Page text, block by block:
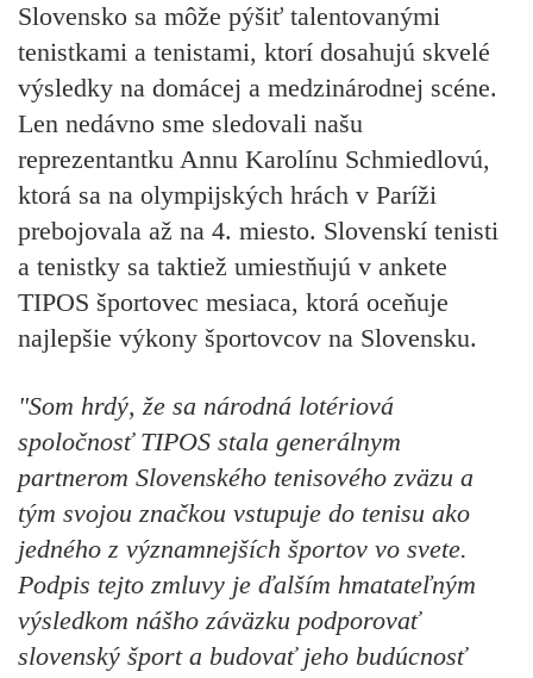
Slovensko sa môže pýšiť talentovanými
tenistkami a tenistami, ktorí dosahujú skvelé
výsledky na domácej a medzinárodnej scéne.
Len nedávno sme sledovali našu
reprezentantku Annu Karolínu Schmiedlovú,
ktorá sa na olympijských hrách v Paríži
prebojovala až na 4. miesto. Slovenskí tenisti
a tenistky sa taktiež umiestňujú v ankete
TIPOS športovec mesiaca, ktorá oceňuje
najlepšie výkony športovcov na Slovensku.
"Som hrdý, že sa národná lotériová
spoločnosť TIPOS stala generálnym
partnerom Slovenského tenisového zväzu a
tým svojou značkou vstupuje do tenisu ako
jedného z významnejších športov vo svete.
Podpis tejto zmluvy je ďalším hmatateľným
výsledkom nášho záväzku podporovať
slovenský šport a budovať jeho budúcnosť